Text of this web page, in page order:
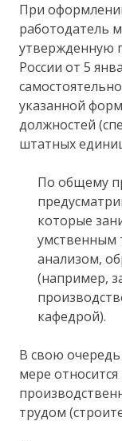
При
работодатель
утвержденную
России от 5
указанной
должностей
штатных
По общему
которые
умственным
анализом,
(например,
кафедрой).
В свою
мере
трудом